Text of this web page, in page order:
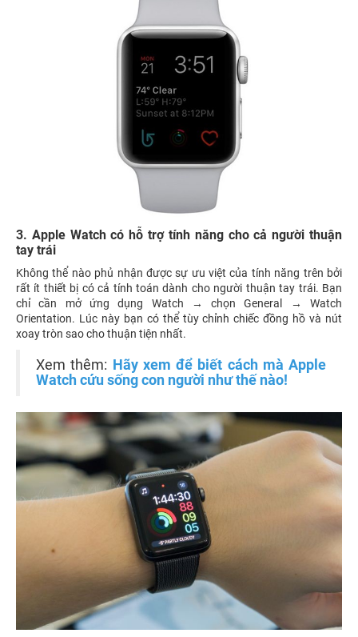
3. Apple Watch có hỗ trợ tính năng cho cả người thuận
tay trái
Không thể nào phủ nhận được sự ưu việt của tính năng trên bởi
rất ít thiết bị có cả tính toán dành cho người thuận tay trái. Bạn
chỉ cần mở ứng dụng Watch → chọn General → Watch
Orientation. Lúc này bạn có thể tùy chỉnh chiếc đồng hồ và nút
xoay tròn sao cho thuận tiện nhất.
Xem thêm: Hãy xem để biết cách mà Apple
Watch cứu sống con người như thế nào!